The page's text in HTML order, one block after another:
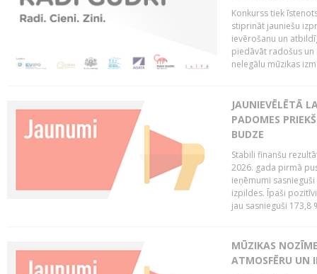
Konkurss tiek
stiprināt jauniešu
ievērošanu un
piedāvāt radošus
nelegālu mūzikas
JAUNIEVĒLĒTĀ
PADOMES
BUDZE
Stabili finanšu
2026. gada pirmā
ieņēmumi
izpildes. Īpaši
jau sasnieguši 173,8
MŪZIKAS
ATMOSFĒRU UN